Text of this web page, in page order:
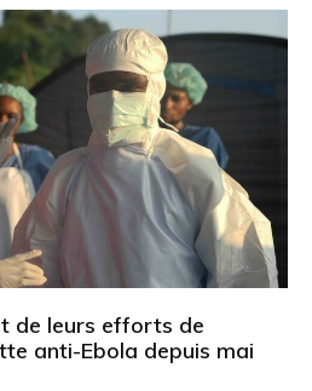
de leurs efforts de
anti-Ebola depuis mai